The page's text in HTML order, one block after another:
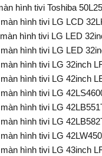
tivi Toshiba
tivi LG LCD
tivi LG LED
tivi LG LED
tivi LG 32inch
tivi LG 42inch
tivi LG
tivi LG
tivi LG
tivi LG
tivi LG 43inch